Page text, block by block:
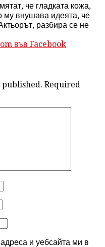
че гладката кожа,
му внушава идеята, че
разбира се не
във Facebook
Required
и уебсайта ми в